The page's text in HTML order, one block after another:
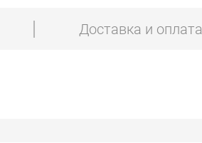
Доставка и оплата